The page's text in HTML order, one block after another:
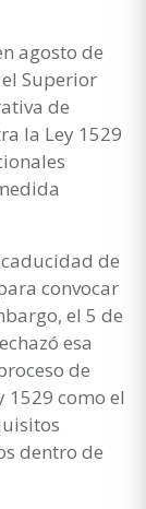
agosto de
Superior
de
la Ley 1529
de
convocar
el 5 de
esa
de
1529 como el
dentro de